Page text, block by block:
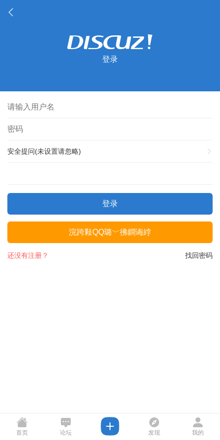
登录
安全提问(未设置请忽略)
登录
浣跨敤QQ璐﹀彿鐧诲綍
找回密码
还没有注册？
首页 论坛 发现 我的